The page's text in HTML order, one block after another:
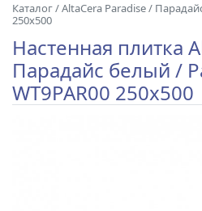
Каталог/AltaCera Paradise/
250x500
Настенная плитка
Парадайс белый /
WT9PAR00 250x500